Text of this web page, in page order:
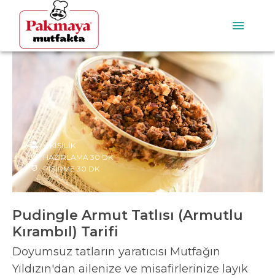
4 KİŞİLİK
HAZIRLAMA 30 DK
PİŞİRME 30 DK
Pudingle Armut Tatlısı (Armutlu
Kırambıl) Tarifi
Doyumsuz tatların yaratıcısı Mutfağın
Yıldızın'dan ailenize ve misafirlerinize layık